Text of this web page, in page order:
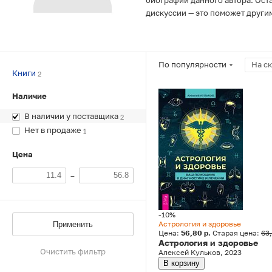
дискуссии — это поможет
Книги 2
Наличие
В наличии у поставщика 2
Нет в продаже 1
Цена
–
Применить
Очистить фильтр
По популярности На
-10%
Астрология и здоровье
Цена: 56,80 р. Старая цена:
Астрология и здоровье
Алексей Кульков, 2023
В корзину